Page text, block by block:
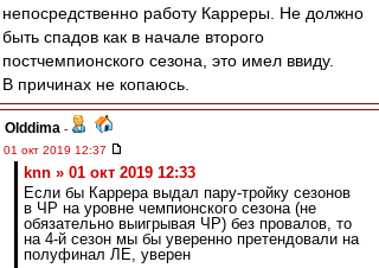
непосредственно работу Карреры. Не должно
быть спадов как в начале второго
постчемпионского сезона, это имел ввиду.
В причинах не копаюсь.
Olddima -
01 окт 2019 12:37
knn » 01 окт 2019 12:33
Если бы Каррера выдал пару-тройку сезонов
в ЧР на уровне чемпионского сезона (не
обязательно выигрывая ЧР) без провалов, то
на 4-й сезон мы бы уверенно претендовали на
полуфинал ЛЕ, уверен